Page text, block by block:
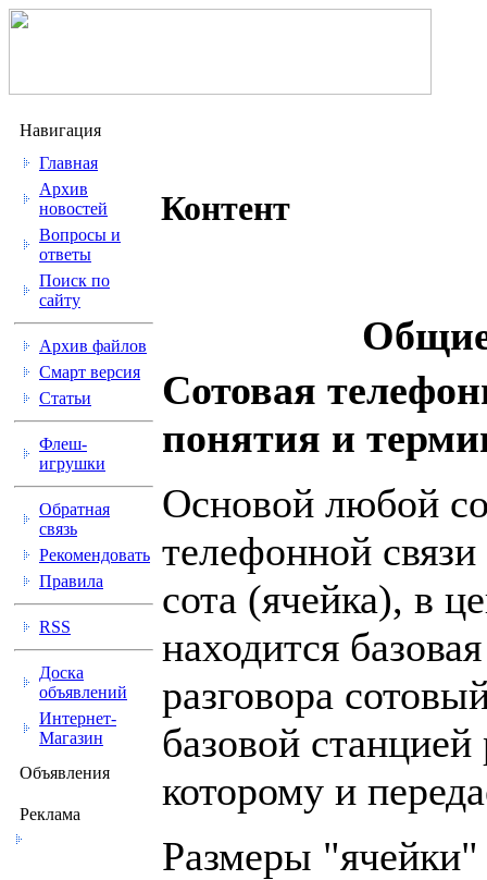
Навигация
Главная
Архив
новостей
Вопросы и
ответы
Поиск по
сайту
Архив файлов
Смарт версия
Статьи
Флеш-
игрушки
Обратная
связь
Рекомендовать
Правила
RSS
Доска
объявлений
Интернет-
Магазин
Объявления
Реклама
Контент
Сотовая
понятия и
Основой любой
телефонной связи
сота (ячейка), в
находится
разговора
базовой
которому и
Размеры "ячейки"